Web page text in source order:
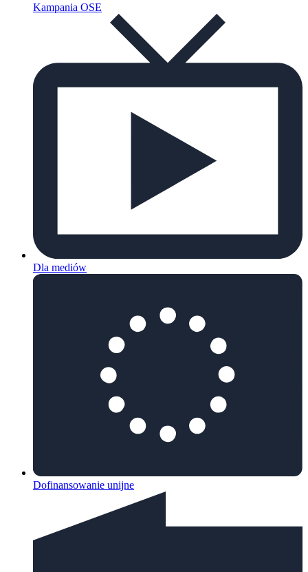
Kampania OSE
Dla mediów
Dofinansowanie unijne